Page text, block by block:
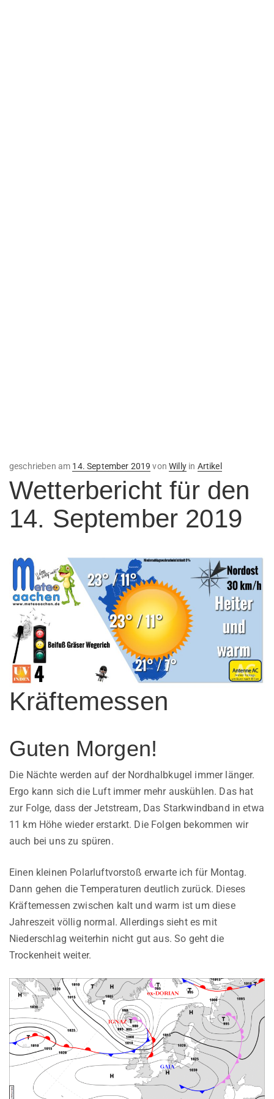
geschrieben am Veröffentlicht
14. September 2019 vonWillyin Artikel
Wetterbericht für den
14. September 2019
Kräftemessen
Guten Morgen!
Die Nächte werden auf der Nordhalbkugel immer länger.
Ergo kann sich die Luft immer mehr auskühlen. Das hat
zur Folge, dass der Jetstream, Das Starkwindband in etwa
11 km Höhe wieder erstarkt. Die Folgen bekommen wir
auch bei uns zu spüren.
Einen kleinen Polarluftvorstoß erwarte ich für Montag.
Dann gehen die Temperaturen deutlich zurück. Dieses
Kräftemessen zwischen kalt und warm ist um diese
Jahreszeit völlig normal. Allerdings sieht es mit
Niederschlag weiterhin nicht gut aus. So geht die
Trockenheit weiter.